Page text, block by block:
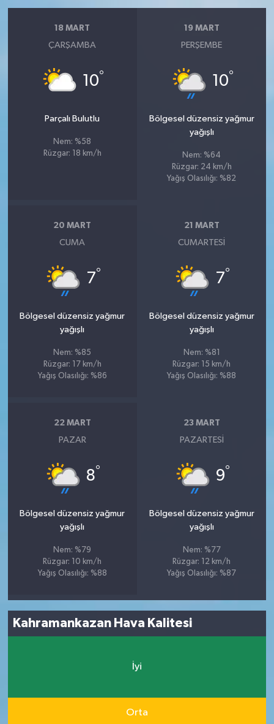
18 MART
ÇARŞAMBA
10°
Parçalı Bulutlu
Nem: %58
Rüzgar: 18 km/h
19 MART
PERŞEMBE
10°
Bölgesel düzensiz yağmur
yağışlı
Nem: %64
Rüzgar: 24 km/h
Yağış Olasılığı: %82
20 MART
CUMA
7°
Bölgesel düzensiz yağmur
yağışlı
Nem: %85
Rüzgar: 17 km/h
Yağış Olasılığı: %86
21 MART
CUMARTESI
7°
Bölgesel düzensiz yağmur
yağışlı
Nem: %81
Rüzgar: 15 km/h
Yağış Olasılığı: %88
22 MART
PAZAR
8°
Bölgesel düzensiz yağmur
yağışlı
Nem: %79
Rüzgar: 10 km/h
Yağış Olasılığı: %88
23 MART
PAZARTESI
9°
Bölgesel düzensiz yağmur
yağışlı
Nem: %77
Rüzgar: 12 km/h
Yağış Olasılığı: %87
Kahramankazan Hava Kalitesi
İyi
Orta